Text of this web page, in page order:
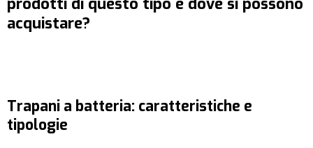
acquistare?
Trapani a batteria: caratteristiche e
tipologie